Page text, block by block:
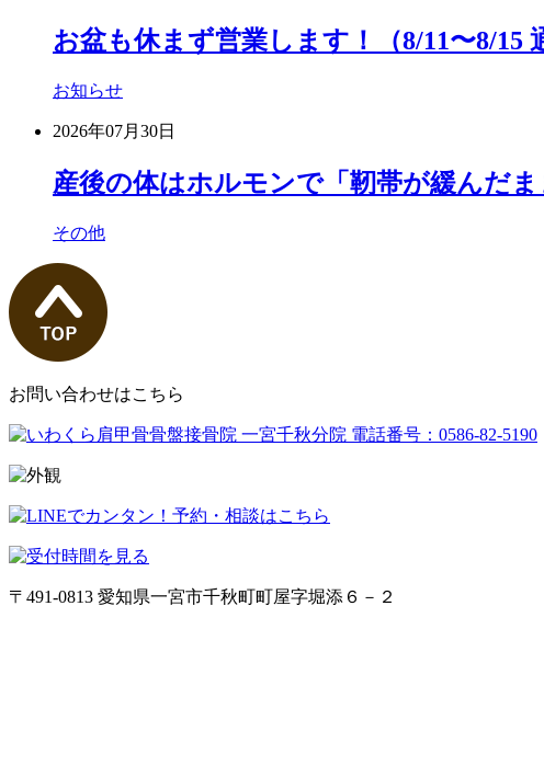
お盆も休まず営業します！（8/11〜8/15
お知らせ
2026年07月30日
産後の体はホルモンで「靭帯が緩んだ
その他
お問い合わせはこちら
〒491-0813 愛知県一宮市千秋町町屋字堀添６－２